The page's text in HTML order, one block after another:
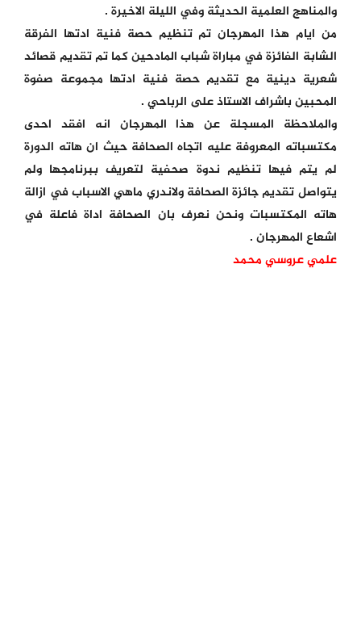
والمناهج العلمية الحديثة وفي الليلة الاخيرة .
من ايام هذا المهرجان تم تنظيم حصة فنية ادتها الفرقة
الشابة الفائزة في مباراة شباب المادحين كما تم تقديم قصائد
شعرية دينية مع تقديم حصة فنية ادتها مجموعة صفوة
المحبين باشراف الاستاذ على الرباحي .
والملاحظة المسجلة عن هذا المهرجان انه افقد احدى
مكتسباته المعروفة عليه اتجاه الصحافة حيث ان هاته الدورة
لم يتم فيها تنظيم ندوة صحفية لتعريف ببرنامجها ولم
يتواصل تقديم جائزة الصحافة ولاندري ماهي الاسباب في ازالة
هاته المكتسبات ونحن نعرف بان الصحافة اداة فاعلة في
اشعاع المهرجان .
علمي عروسي محمد